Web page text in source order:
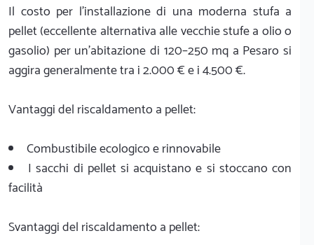
Il costo per l'installazione di una moderna stufa a
pellet (eccellente alternativa alle vecchie stufe a olio o
gasolio) per un'abitazione di 120–250 mq a Pesaro si
aggira generalmente tra i 2.000 € e i 4.500 €.
Vantaggi del riscaldamento a pellet:
Combustibile ecologico e rinnovabile
I sacchi di pellet si acquistano e si stoccano con
facilità
Svantaggi del riscaldamento a pellet: